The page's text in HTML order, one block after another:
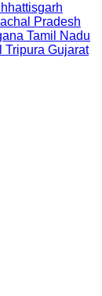
Pradesh
Tamil Nadu
Tripura Gujarat